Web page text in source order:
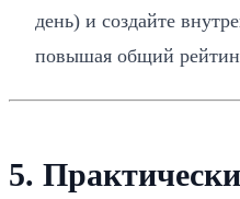
день) и создайте
повышая общий
5.